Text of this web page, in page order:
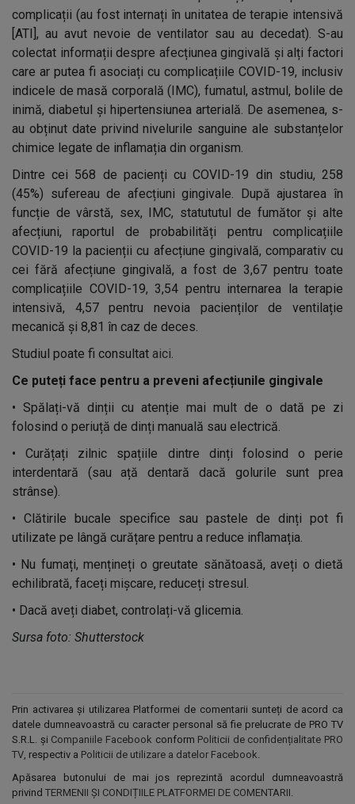
complicații (au fost internați în unitatea de terapie intensivă
[ATI], au avut nevoie de ventilator sau au decedat). S-au
colectat informații despre afecțiunea gingivală și alți factori
care ar putea fi asociați cu complicațiile COVID-19, inclusiv
indicele de masă corporală (IMC), fumatul, astmul, bolile de
inimă, diabetul și hipertensiunea arterială. De asemenea, s-
au obținut date privind nivelurile sanguine ale substanțelor
chimice legate de inflamația din organism.
Dintre cei 568 de pacienți cu COVID-19 din studiu, 258
(45%) sufereau de afecțiuni gingivale. După ajustarea în
funcție de vârstă, sex, IMC, statututul de fumător și alte
afecțiuni, raportul de probabilități pentru complicațiile
COVID-19 la pacienții cu afecțiune gingivală, comparativ cu
cei fără afecțiune gingivală, a fost de 3,67 pentru toate
complicațiile COVID-19, 3,54 pentru internarea la terapie
intensivă, 4,57 pentru nevoia pacienților de ventilație
mecanică și 8,81 în caz de deces.
Studiul poate fi consultat aici.
Ce puteți face pentru a preveni afecțiunile gingivale
• Spălați-vă dinții cu atenție mai mult de o dată pe zi
folosind o periuță de dinți manuală sau electrică.
•
Curățați zilnic spațiile dintre dinți folosind o perie
interdentară (sau ață dentară dacă golurile sunt prea
strânse).
• Clătirile bucale specifice sau pastele de dinți pot fi
utilizate pe lângă curățare pentru a reduce inflamația.
• Nu fumați, mențineți o greutate sănătoasă, aveți o dietă
echilibrată, faceți mișcare, reduceți stresul.
• Dacă aveți diabet, controlați-vă glicemia.
Sursa foto: Shutterstock
Prin activarea și utilizarea Platformei de comentarii sunteți de acord ca
datele dumneavoastră cu caracter personal să fie prelucrate de PRO TV
S.R.L. și Companiile Facebook conform Politicii de confidențialitate PRO
TV, respectiv a Politicii de utilizare a datelor Facebook.
Apăsarea butonului de mai jos reprezintă acordul dumneavoastră
privind TERMENII ȘI CONDIȚIILE PLATFORMEI DE COMENTARII.